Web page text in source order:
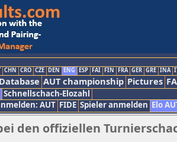
CHN CRO CZE DEN ENG ESP FAI FIN FRA GER GRE INA
AUT championship Pictures
Schnellschach-Elozahl
AUT FIDE Spieler anmelden Elo
den offiziellen